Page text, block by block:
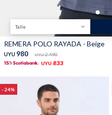
Talle
REMERA POLO RAYADA - Beige
UYU 980 UYU 2.490
UYU 833
24